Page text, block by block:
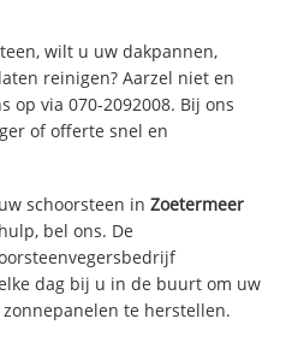
wilt u uw dakpannen,
reinigen? Aarzel niet en
op via 070-2092008. Bij ons
of offerte snel en
schoorsteen inZoetermeer
bel ons. De
dag bij u in de buurt om uw
te herstellen.